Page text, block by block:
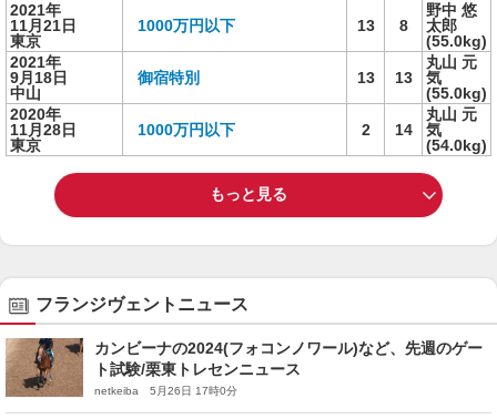
2021年
11月21日
東京
1000万円以下 13 8
野中 悠
太郎
(55.0kg)
2021年
9月18日
中山
御宿特別 13 13
丸山 元
気
(55.0kg)
2020年
11月28日
東京
1000万円以下 2 14
丸山 元
気
(54.0kg)
もっと見る
フランジヴェントニュース
カンビーナの2024(フォコンノワール)など、先週のゲー
ト試験/栗東トレセンニュース
netkeiba 5月26日 17時0分